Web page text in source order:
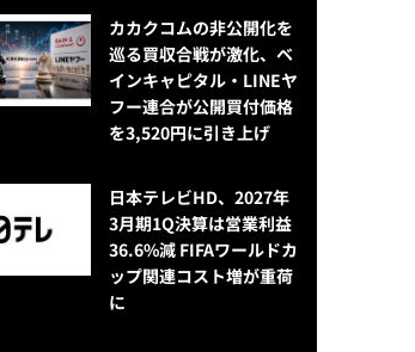
カカクコムの非公開化を
巡る買収合戦が激化、ベ
インキャピタル・LINEヤ
フー連合が公開買付価格
を3,520円に引き上げ
日本テレビHD、2027年
3月期1Q決算は営業利益
36.6%減 FIFAワールドカ
ップ関連コスト増が重荷
に